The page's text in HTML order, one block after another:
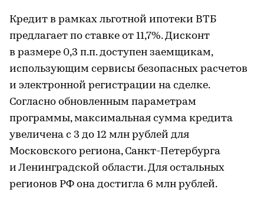
Кредит в рамках льготной ипотеки ВТБ
предлагает по ставке от 11,7%. Дисконт
в размере 0,3 п.п. доступен заемщикам,
использующим сервисы безопасных расчетов
и электронной регистрации на сделке.
Согласно обновленным параметрам
программы, максимальная сумма кредита
увеличена с 3 до 12 млн рублей для
Московского региона, Санкт-Петербурга
и Ленинградской области. Для остальных
регионов РФ она достигла 6 млн рублей.